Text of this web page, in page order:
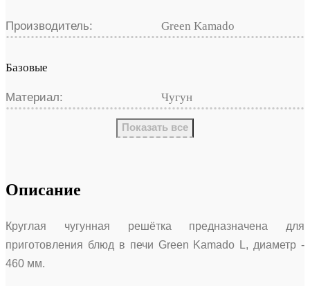
Производитель: Green Kamado
Базовые
Материал: Чугун
Показать все
Описание
Круглая чугунная решётка предназначена для
приготовления блюд в печи Green Kamado L, диаметр -
460 мм.